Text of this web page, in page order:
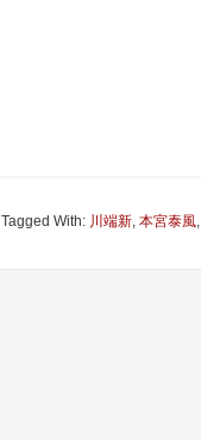
Tagged With: 川端新, 本宮泰風,